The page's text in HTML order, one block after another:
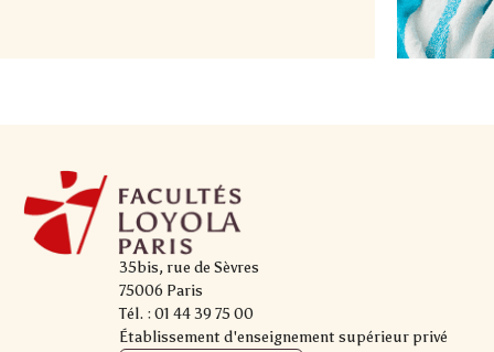
35bis, rue de Sèvres
75006 Paris
Tél. : 01 44 39 75 00
Établissement d'enseignement supérieur privé